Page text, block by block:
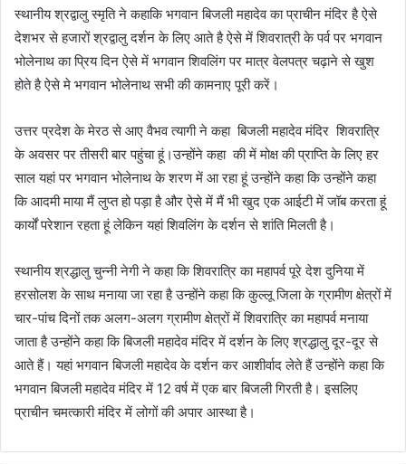
स्थानीय श्रद्वालु स्मृति ने कहाकि भगवान बिजली महादेव का प्राचीन मंदिर है ऐसे
देशभर से हजारों श्रद्वालु दर्शन के लिए आते है ऐसे में शिवरात्री के पर्व पर भगवान
भोलेनाथ का प्रिय दिन ऐसे में भगवान शिवलिंग पर मात्र वेलपत्र चढ़ाने से खुश
होते है ऐसे मे भगवान भोलेनाथ सभी की कामनाए पूरी करें।
उत्तर प्रदेश के मेरठ से आए वैभव त्यागी ने कहा बिजली महादेव मंदिर शिवरात्रि
के अवसर पर तीसरी बार पहुंचा हूं।उन्होंने कहा की में मोक्ष की प्राप्ति के लिए हर
साल यहां पर भगवान भोलेनाथ के शरण में आ रहा हूं उन्होंने कहा कि उन्होंने कहा
कि आदमी माया मैं लुप्त हो पड़ा है और ऐसे में मैं भी खुद एक आईटी में जॉब करता हूं
कार्यों परेशान रहता हूं लेकिन यहां शिवलिंग के दर्शन से शांति मिलती है।
स्थानीय श्रद्धालु चुन्नी नेगी ने कहा कि शिवरात्रि का महापर्व पूरे देश दुनिया में
हरसोलश के साथ मनाया जा रहा है उन्होंने कहा कि कुल्लू जिला के ग्रामीण क्षेत्रों में
चार-पांच दिनों तक अलग-अलग ग्रामीण क्षेत्रों में शिवरात्रि का महापर्व मनाया
जाता है उन्होंने कहा कि बिजली महादेव मंदिर में दर्शन के लिए श्रद्धालु दूर-दूर से
आते हैं। यहां भगवान बिजली महादेव के दर्शन कर आशीर्वाद लेते हैं उन्होंने कहा कि
भगवान बिजली महादेव मंदिर में 12 वर्ष में एक बार बिजली गिरती है। इसलिए
प्राचीन चमत्कारी मंदिर में लोगों की अपार आस्था है।